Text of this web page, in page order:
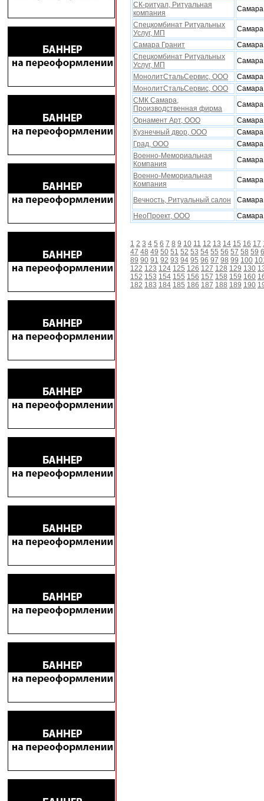
СК-ритуал, Ритуальная
компания
Самара
Спецкомбинат Ритуальных
Услуг, МП
Самара
Самара Гранит
Самара
Спецкомбинат Ритуальных
Услуг, МП
Самара
МонолитСтальСервис, ООО
Самара
МонолитСтальСервис, ООО
Самара
СМК Самара,
Производственная фирма
Самара
Орнамент Арт, ООО
Самара
Кузнечный двор, ООО
Самара
Град, ООО
Самара
Военно-Мемориальная
Компания
Самара
Военно-Мемориальная
Компания
Самара
Вечность, Ритуальный салон
Самара
НеоПроект, ООО
Самара
1 2 3 4 5 6 7 8 9 10 11 12 13 14 15 16 17
47 48 49 50 51 52 53 54 55 56 57 58 59
89 90 91 92 93 94 95 96 97 98 99 100
122 123 124 125 126 127 128 129 130
152 153 154 155 156 157 158 159 160
182 183 184 185 186 187 188 189 190